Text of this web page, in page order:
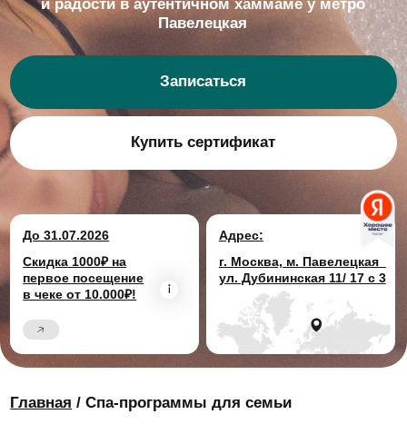
Купить сертификат
г. Москва, м. Павелецкая
Скидка 1000₽ на
первое посещение
Главная / Спа-программы для семьи
Время для семьи:
особенные программы в
аутентичном хамаме
Услуги